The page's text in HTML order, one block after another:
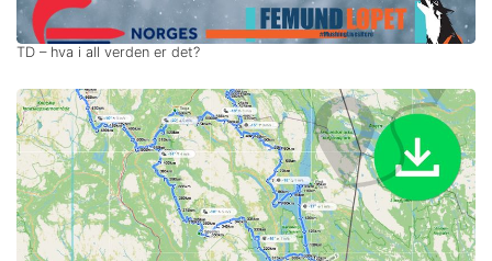
TD – hva i all verden er det?